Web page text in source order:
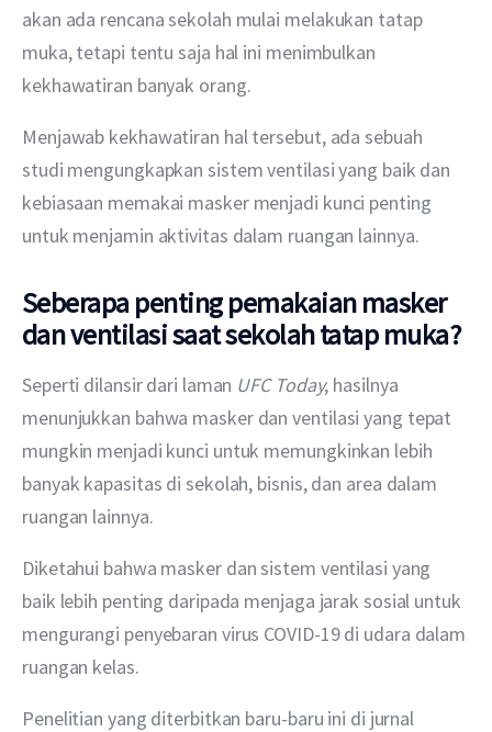
Layanan
akan ada rencana sekolah mulai melakukan tatap
muka, tetapi tentu saja hal ini menimbulkan
kekhawatiran banyak orang.
Menjawab kekhawatiran hal tersebut, ada sebuah
studi mengungkapkan sistem ventilasi yang baik dan
kebiasaan memakai masker menjadi kunci penting
untuk menjamin aktivitas dalam ruangan lainnya.
Seberapa penting pemakaian masker
dan ventilasi saat sekolah tatap muka?
Seperti dilansir dari laman UFC Today, hasilnya
menunjukkan bahwa masker dan ventilasi yang tepat
mungkin menjadi kunci untuk memungkinkan lebih
banyak kapasitas di sekolah, bisnis, dan area dalam
ruangan lainnya.
Diketahui bahwa masker dan sistem ventilasi yang
baik lebih penting daripada menjaga jarak sosial untuk
mengurangi penyebaran virus COVID-19 di udara dalam
ruangan kelas.
Penelitian yang diterbitkan baru-baru ini di jurnal